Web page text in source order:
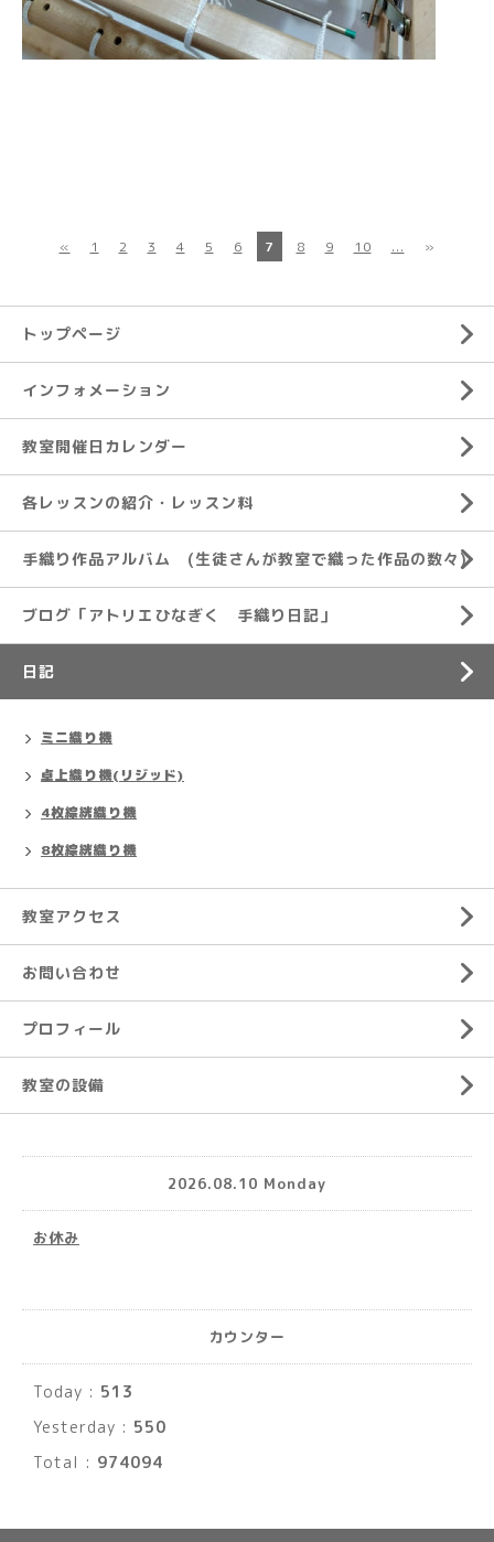
« 1 2 3 4 5 6 7 8 9 10 ... »
トップページ
インフォメーション
教室開催日カレンダー
各レッスンの紹介・レッスン料
手織り作品アルバム (生徒さんが教室で織った作品の数々)
ブログ「アトリエひなぎく 手織り日記」
日記
ミニ織り機
卓上織り機(リジッド)
4枚綜絖織り機
8枚綜絖織り機
教室アクセス
お問い合わせ
プロフィール
教室の設備
2026.08.10 Monday
お休み
カウンター
Today : 513
Yesterday : 550
Total : 974094